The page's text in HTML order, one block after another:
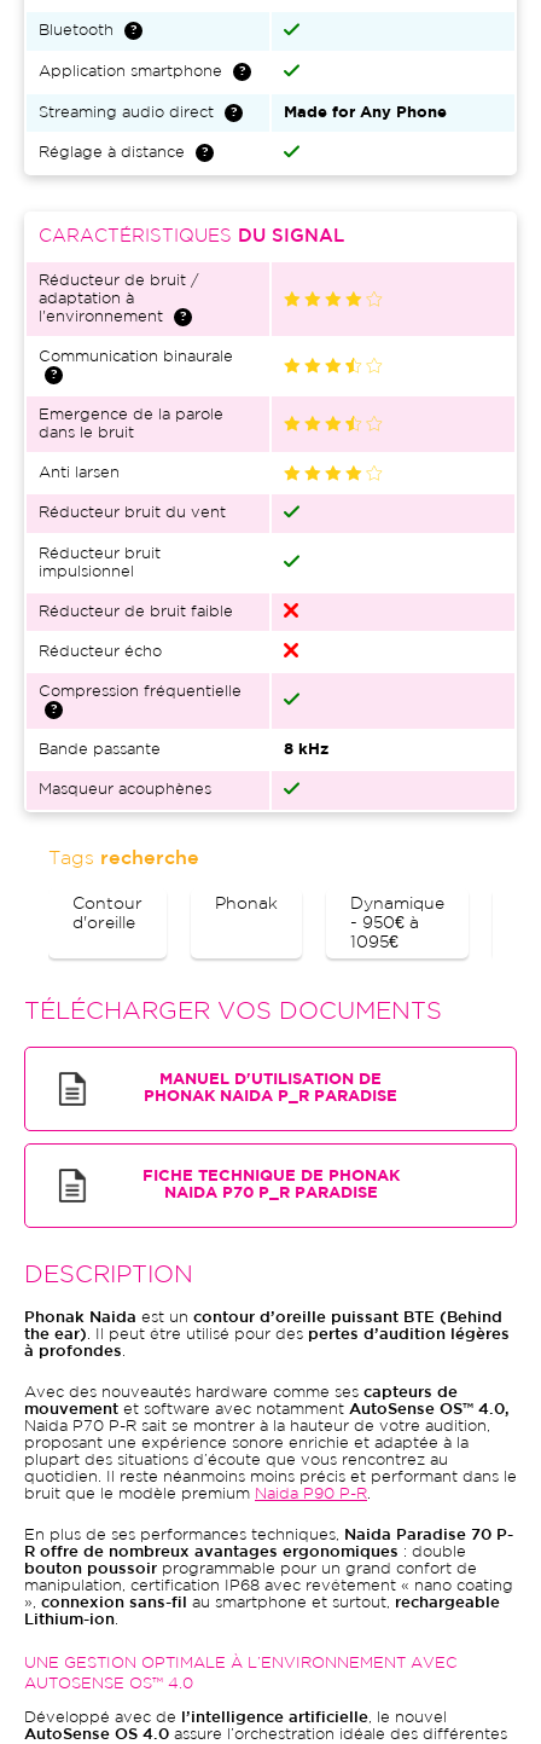
Bluetooth
Application smartphone
Streaming audio direct Made for Any Phone
Réglage à distance
CARACTÉRISTIQUES DU SIGNAL
Réducteur de bruit /
adaptation à
l'environnement
Communication binaurale
Emergence de la parole
dans le bruit
Anti larsen
Réducteur bruit du vent
Réducteur bruit
impulsionnel
Réducteur de bruit faible
Réducteur écho
Compression fréquentielle
Bande passante 8 kHz
Masqueur acouphènes
Tags recherche
Contour
d'oreille
Phonak
Dynamique
- 950€ à
1095€
TÉLÉCHARGER VOS DOCUMENTS
MANUEL D'UTILISATION DE
PHONAK NAIDA P_R PARADISE
FICHE TECHNIQUE DE PHONAK
NAIDA P70 P_R PARADISE
DESCRIPTION
Phonak Naida est un contour d’oreille puissant BTE (Behind
the ear) . Il peut être utilisé pour des pertes d’audition légères
à profondes
Avec des nouveautés hardware comme ses capteurs de
mouvement et software avec notamment AutoSense OS™ 4.0,
Naida P70 P-R sait se montrer à la hauteur de votre audition,
proposant une expérience sonore enrichie et adaptée à la
plupart des situations d’écoute que vous rencontrez au
quotidien. Il reste néanmoins moins précis et performant dans le
bruit que le modèle premium Naida P90 P-R
En plus de ses performances techniques,
Naida Paradise 70 P-
R offre de nombreux avantages ergonomiques : double
bouton poussoir programmable pour un grand confort de
manipulation, certification IP68 avec revêtement « nano coating
», connexion sans-fil au smartphone et surtout, rechargeable
Lithium-ion
UNE GESTION OPTIMALE À L’ENVIRONNEMENT AVEC
AUTOSENSE OS™ 4.0
Développé avec de l’intelligence artificielle , le nouvel
AutoSense OS 4.0 assure l’orchestration idéale des différentes